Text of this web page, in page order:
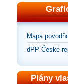
Mapa
dPP České
Plány